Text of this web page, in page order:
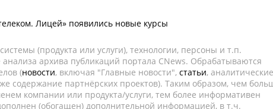
Лицей» появились новые курсы
(продукта или услуги), технологии, персоны и т.п.
анализа архива публикаций портала CNews. Обрабатываются
(новости, включая "Главные новости", статьи, аналитические
содержание партнёрских проектов). Таким образом, чем
компании или продукта/услуги, тем более информативен
(обогащен) дополнительной информацией, в т.ч.